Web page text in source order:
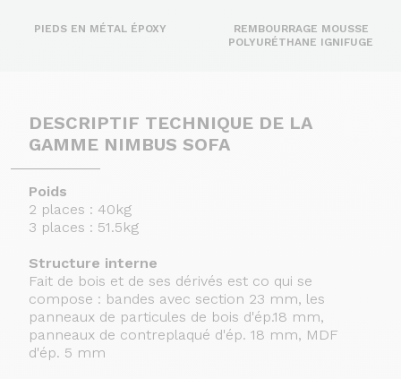
PIEDS EN MÉTAL ÉPOXY
REMBOURRAGE MOUSSE
POLYURÉTHANE IGNIFUGE
DESCRIPTIF TECHNIQUE DE LA
GAMME NIMBUS SOFA
Poids
2 places : 40kg
3 places : 51.5kg
Structure interne
Fait de bois et de ses dérivés est co qui se
compose : bandes avec section 23 mm, les
panneaux de particules de bois d'ép.18 mm,
panneaux de contreplaqué d'ép. 18 mm, MDF
d'ép. 5 mm